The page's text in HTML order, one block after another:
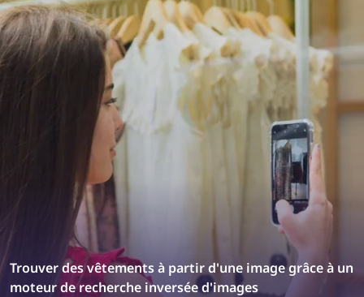
Trouver des vêtements à partir d'une image grâce à un
moteur de recherche inversée d'images